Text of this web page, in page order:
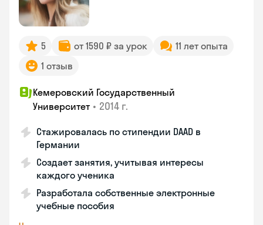
5 от 1590 ₽ за урок
11 лет опыта
1 отзыв
Кемеровский Государственный
Университет • 2014 г.
Стажировалась по стипендии DAAD в
Германии
Создает занятия, учитывая интересы
каждого ученика
Разработала собственные электронные
учебные пособия